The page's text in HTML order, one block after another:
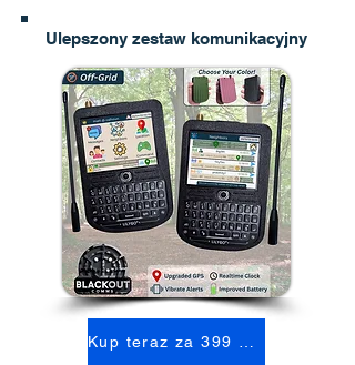
Ulepszony zestaw komunikacyjny
Kup teraz za 399 USD